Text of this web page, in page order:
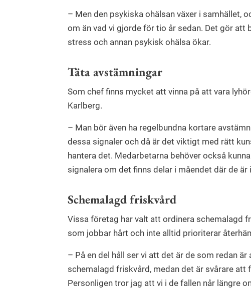
– Men den psykiska ohälsan växer i samhället,
om än vad vi gjorde för tio år sedan. Det gör
stress och annan psykisk ohälsa ökar.
Täta avstämningar
Som chef finns mycket att vinna på att vara
Karlberg.
– Man bör även ha regelbundna kortare
dessa signaler och då är det viktigt med rätt
hantera det. Medarbetarna behöver också
signalera om det finns delar i måendet där de är
Schemalagd friskvård
Vissa företag har valt att ordinera schemalagd
som jobbar hårt och inte alltid prioriterar
– På en del håll ser vi att det är de som redan
schemalagd friskvård, medan det är svårare
Personligen tror jag att vi i de fallen når längre